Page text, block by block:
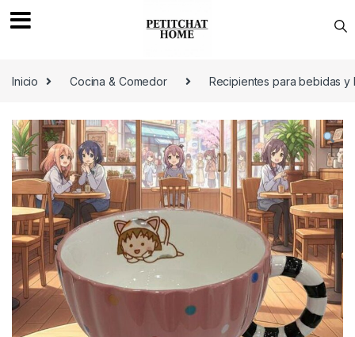
Inicio
Cocina & Comedor Recipientes para bebidas y